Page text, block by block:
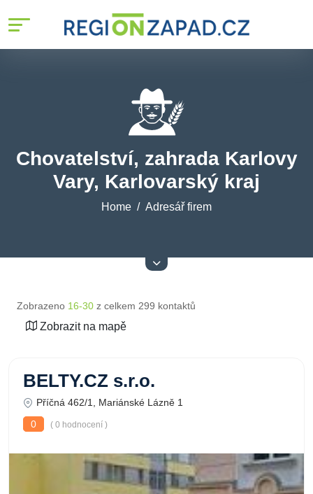
Chovatelství, zahrada Karlovy
Vary, Karlovarský kraj
Home Adresář firem
Zobrazeno 16-30 z celkem 299 kontaktů
Zobrazit na mapě
BELTY.CZ s.r.o.
Příčná 462/1, Mariánské Lázně 1
0
( 0 hodnocení )